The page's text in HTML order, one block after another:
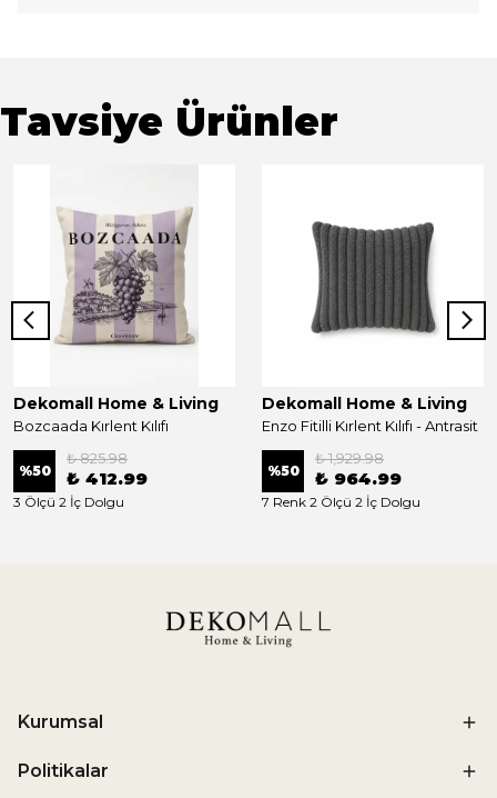
Tavsiye Ürünler
Dekomall Home & Living
Bozcaada Kırlent Kılıfı
%50
₺ 825.98
₺ 412.99
3 Ölçü 2 İç Dolgu
Dekomall Home & Living
Enzo Fitilli Kırlent Kılıfı - Antrasit
%50
₺ 1,929.98
₺ 964.99
7 Renk 2 Ölçü 2 İç Dolgu
Kurumsal
Politikalar